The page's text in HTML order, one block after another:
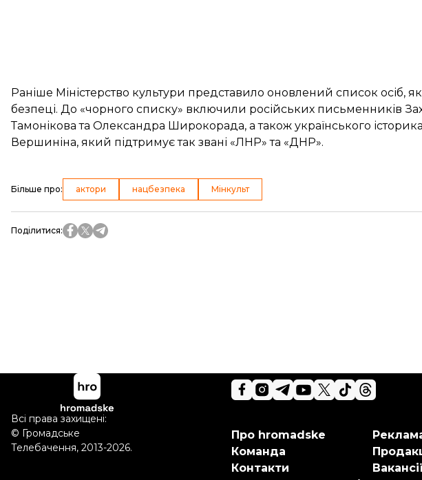
Раніше Міністерство культури представило оновлений список осіб,
безпеці. До «чорного списку» включили російських письменників
Тамонікова та Олександра Широкорада, а також українського
Вершиніна, який підтримує так звані «ЛНР» та «ДНР».
Більше про: актори нацбезпека Мінкульт
Поділитися:
Про hromadske
Команда
Контакти
Всі права захищені:
© Громадське
Телебачення, 2013-2026.